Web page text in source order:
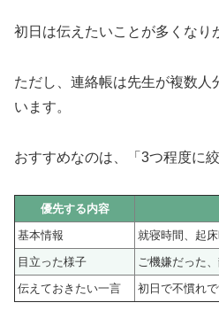
初日は伝えたいことが多くなり
ただし、連絡帳は先生が複数人
います。
おすすめなのは、「3つ程度に
優先する内容
基本情報
就寝時間、起
目立った様子
ご機嫌だった
伝えておきたい一言
初日で不慣れ